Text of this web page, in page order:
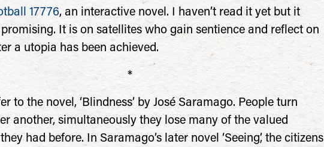
17776, an interactive novel. I haven’t read it yet but it
It is on satellites who gain sentience and reflect on
a utopia has been achieved.
*
to the novel, ‘Blindness’ by José Saramago. People turn
another, simultaneously they lose many of the valued
had before. In Saramago’s later novel ‘Seeing’, the citizens